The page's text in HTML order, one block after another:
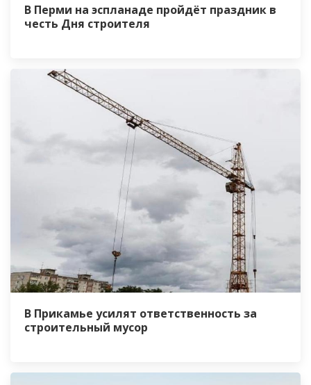
В Перми на эспланаде пройдёт праздник в
честь Дня строителя
В Прикамье усилят ответственность за
строительный мусор